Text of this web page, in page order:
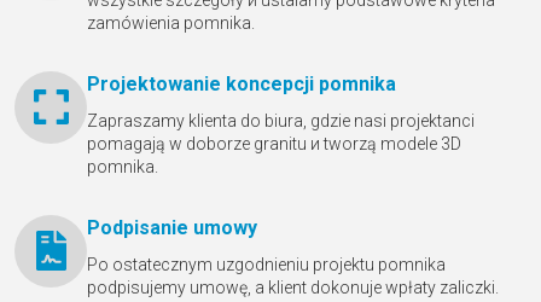
zamówienia pomnika.
Projektowanie koncepcji pomnika
Zapraszamy klienta do biura, gdzie nasi projektanci
pomagają w doborze granitu и tworzą modele 3D
pomnika.
Podpisanie umowy
Po ostatecznym uzgodnieniu projektu pomnika
podpisujemy umowę, a klient dokonuje wpłaty zaliczki.